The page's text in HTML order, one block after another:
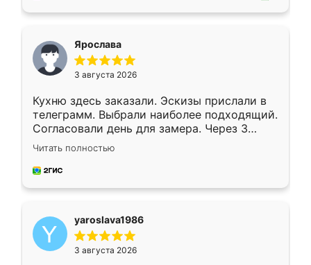
Ярослава
3 августа 2026
Кухню здесь заказали. Эскизы прислали в
телеграмм. Выбрали наиболее подходящий.
Согласовали день для замера. Через 3
недели кухня была уже готова. Остались
довольны работой. Спасибо Ренессанс
мебель за качественную работу!
Читать полностью
yaroslava1986
3 августа 2026